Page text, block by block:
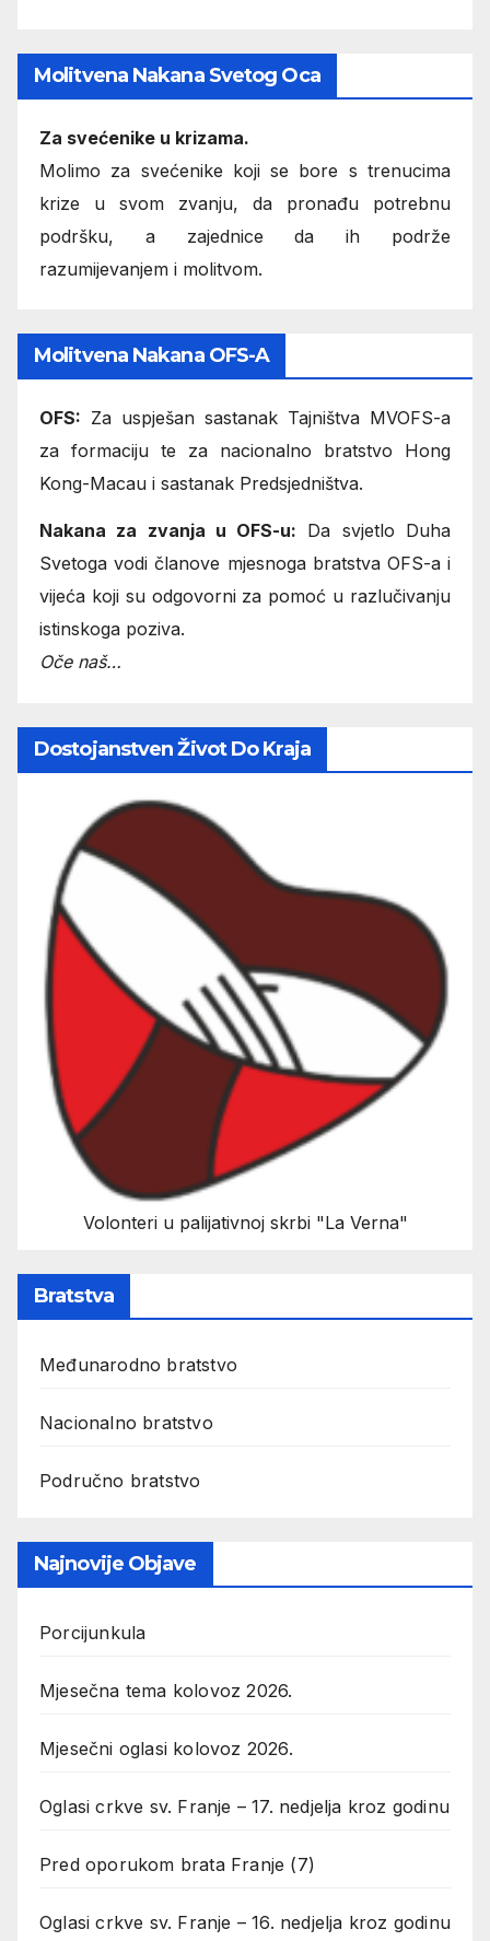
Molitvena Nakana Svetog Oca
Za svećenike u krizama.
Molimo za svećenike koji se bore s trenucima
krize u svom zvanju, da pronađu potrebnu
podršku, a zajednice da ih podrže
razumijevanjem i molitvom.
Molitvena Nakana OFS-A
OFS: Za uspješan sastanak Tajništva MVOFS-a
za formaciju te za nacionalno bratstvo Hong
Kong-Macau i sastanak Predsjedništva.
Nakana za zvanja u OFS-u: Da svjetlo Duha
Svetoga vodi članove mjesnoga bratstva OFS-a i
vijeća koji su odgovorni za pomoć u razlučivanju
istinskoga poziva.
Oče naš…
Dostojanstven Život Do Kraja
Volonteri u palijativnoj skrbi "La Verna"
Bratstva
Međunarodno bratstvo
Nacionalno bratstvo
Područno bratstvo
Najnovije Objave
Porcijunkula
Mjesečna tema kolovoz 2026.
Mjesečni oglasi kolovoz 2026.
Oglasi crkve sv. Franje – 17. nedjelja kroz godinu
Pred oporukom brata Franje (7)
Oglasi crkve sv. Franje – 16. nedjelja kroz godinu